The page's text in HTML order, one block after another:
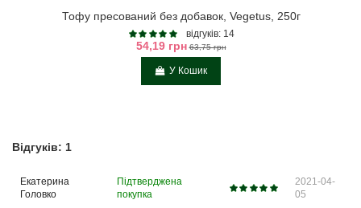
Тофу пресований без добавок, Vegetus, 250г
відгуків: 14
54,19 грн 63,75 грн
У Кошик
Відгуків: 1
Екатерина
Головко
Підтверджена
покупка
2021-04-
05